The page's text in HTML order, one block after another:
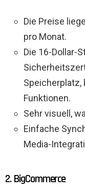
Die Preise
pro Monat.
Die 16-Dollar-
Speicherplatz,
Funktionen.
Sehr visuell,
Einfache
Media-
2. BigCommerce